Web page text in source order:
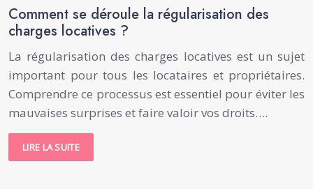
Comment se déroule la régularisation des
charges locatives ?
La régularisation des charges locatives est un sujet
important pour tous les locataires et propriétaires.
Comprendre ce processus est essentiel pour éviter les
mauvaises surprises et faire valoir vos droits….
LIRE LA SUITE